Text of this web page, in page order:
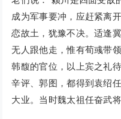
成为军事要冲，应赶紧离
恋故土，犹豫不决。适逢
无人跟他走，惟有荀彧带
韩馥的官位，以上宾之礼
辛评、郭图，都得到袁绍
大业。当时魏太祖任奋武